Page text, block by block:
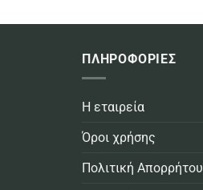
ΠΛΗΡΟΦΟΡΙΕΣ
Η εταιρεία
Όροι χρήσης
Πολιτική Απορρήτου